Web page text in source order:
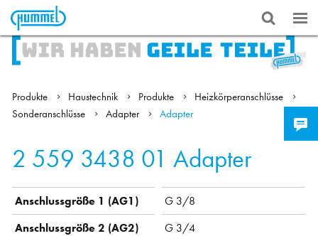
Produkte Haustechnik Produkte
Heizkörperanschlüsse
Sonderanschlüsse
Adapter Adapter
2 559 3438 01Adapter
Anschlussgröße 1 (AG1)
G 3/8
Anschlussgröße 2 (AG2)
G 3/4